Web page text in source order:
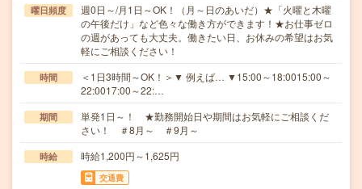
曜日頻度
週0日～/月1日～OK！（月～日のあいだ）★「火曜と木曜
の午後だけ」など色々な働き方ができます！★お仕事ゼロ
の週があっても大丈夫。働きたい日、お休みの希望はお気
軽にご相談ください！
時間
＜1日3時間～OK！＞▼ 例えば… ▼15:00～18:0015:00～
22:0017:00～22:…
期間
単発1日～！ ★勤務開始日や期間はお気軽にご相談くだ
さい！ ＃8月～ ＃9月～
時給 時給1,200円～1,625円
交通費